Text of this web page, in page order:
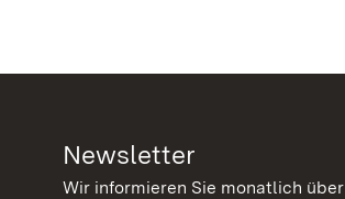
Newsletter
Wir informieren Sie monatlich über